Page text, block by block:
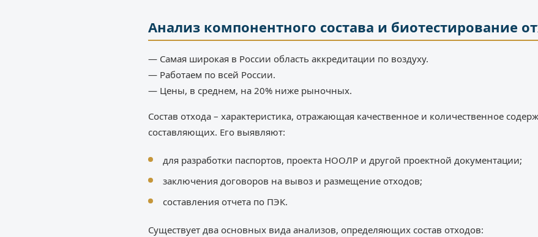
Анализ компонентного состава и биотестирование
— Самая широкая в России область аккредитации по воздуху.
— Работаем по всей России.
— Цены, в среднем, на 20% ниже рыночных.
Состав отхода – характеристика, отражающая качественное и количественное
составляющих. Его выявляют:
для разработки паспортов, проекта НООЛР и другой проектной документации;
заключения договоров на вывоз и размещение отходов;
составления отчета по ПЭК.
Существует два основных вида анализов, определяющих состав отходов: